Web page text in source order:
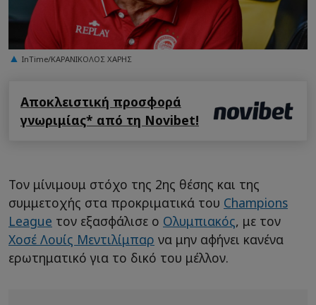
InTime/ΚΑΡΑΝΙΚΟΛΟΣ ΧΑΡΗΣ
Αποκλειστική προσφορά
γνωριμίας* από τη Novibet!
Τον μίνιμουμ στόχο της 2ης θέσης και της
συμμετοχής στα προκριματικά του Champions
League τον εξασφάλισε ο Ολυμπιακός, με τον
Χοσέ Λουίς Μεντιλίμπαρ να μην αφήνει κανένα
ερωτηματικό για το δικό του μέλλον.